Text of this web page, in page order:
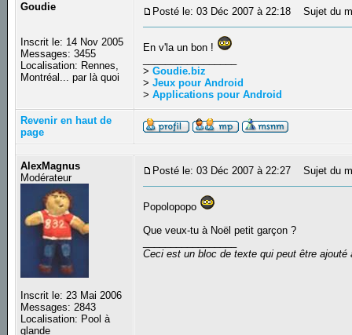
Goudie
Inscrit le: 14 Nov 2005
Messages: 3455
Localisation: Rennes,
Montréal... par là quoi
Posté le: 03 Déc 2007 à 22:18 Sujet du
En v'la un bon !
>Goudie.biz
>Jeux pour Android
>Applications pour Android
Revenir en haut de
page
AlexMagnus
Modérateur
Inscrit le: 23 Mai 2006
Messages: 2843
Localisation: Pool à
glande
Posté le: 03 Déc 2007 à 22:27 Sujet du
Popolopopo
Que veux-tu à Noël petit garçon ?
Ceci est un bloc de texte qui peut être